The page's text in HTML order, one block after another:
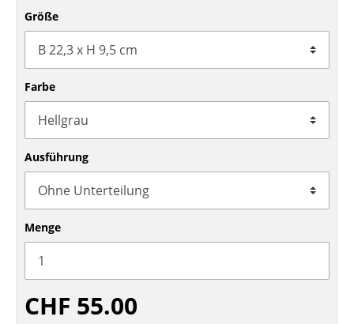
Schaukelstühle
Bürodrehstühle
Bürosessel
Einzelteile
... alle Sitzmöbel
Tische
Esstische
Beistelltische
Couchtische
Größe
Farbe
Ausführung
Menge
CHF 55.00